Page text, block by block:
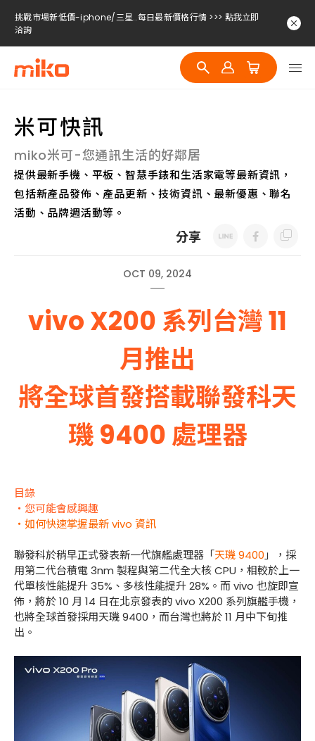
挑戰市場新低價-iphone/三星..每日最新價格行情 >>> 點我立即
洽詢
挑戰市場新低價-iphone/三星..每日最新價格行情 >>> 點我立即
洽詢
挑戰市場新低價-iphone/三星..每日最新價格行情 >>> 點我立即
米可快訊
miko米可-您通訊生活的好鄰居
提供最新手機、平板、智慧手錶和生活家電等最新資訊，
包括新產品發佈、產品更新、技術資訊、最新優惠、聯名
活動、品牌週活動等。
分享
OCT 09, 2024
vivo X200 系列台灣 11
月推出
將全球首發搭載聯發科天
璣 9400 處理器
目錄
・您可能會感興趣
・如何快速掌握最新 vivo 資訊
聯發科於稍早正式發表新一代旗艦處理器「天璣 9400 」，採
用第二代台積電 3nm 製程與第二代全大核 CPU，相較於上一
代單核性能提升 35%、多核性能提升 28%。而 vivo 也旋即宣
佈，將於 10 月 14 日在北京發表的 vivo X200 系列旗艦手機，
也將全球首發採用天璣 9400，而台灣也將於 11 月中下旬推
出。